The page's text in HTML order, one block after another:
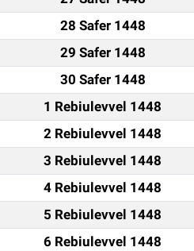
28 Safer 1448
29 Safer 1448
30 Safer 1448
1 Rebiulevvel 1448
2 Rebiulevvel 1448
3 Rebiulevvel 1448
4 Rebiulevvel 1448
5 Rebiulevvel 1448
6 Rebiulevvel 1448